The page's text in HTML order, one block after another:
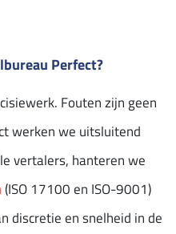
Perfect?
Fouten zijn geen
werken we uitsluitend
vertalers, hanteren we
(ISO 17100 en ISO-9001)
discretie en snelheid in de